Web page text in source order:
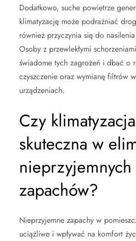
Dodatkowo, suche powietrze
klimatyzację może podrażniać
również przyczynia się do
Osoby z przewlekłymi
świadome tych zagrożeń i dbać o
czyszczenie oraz wymianę filtrów
urządzeniach.
Czy
skuteczna w
nieprzyjemnych
zapachów?
Nieprzyjemne zapachy w
uciążliwe i wpływać na komfort